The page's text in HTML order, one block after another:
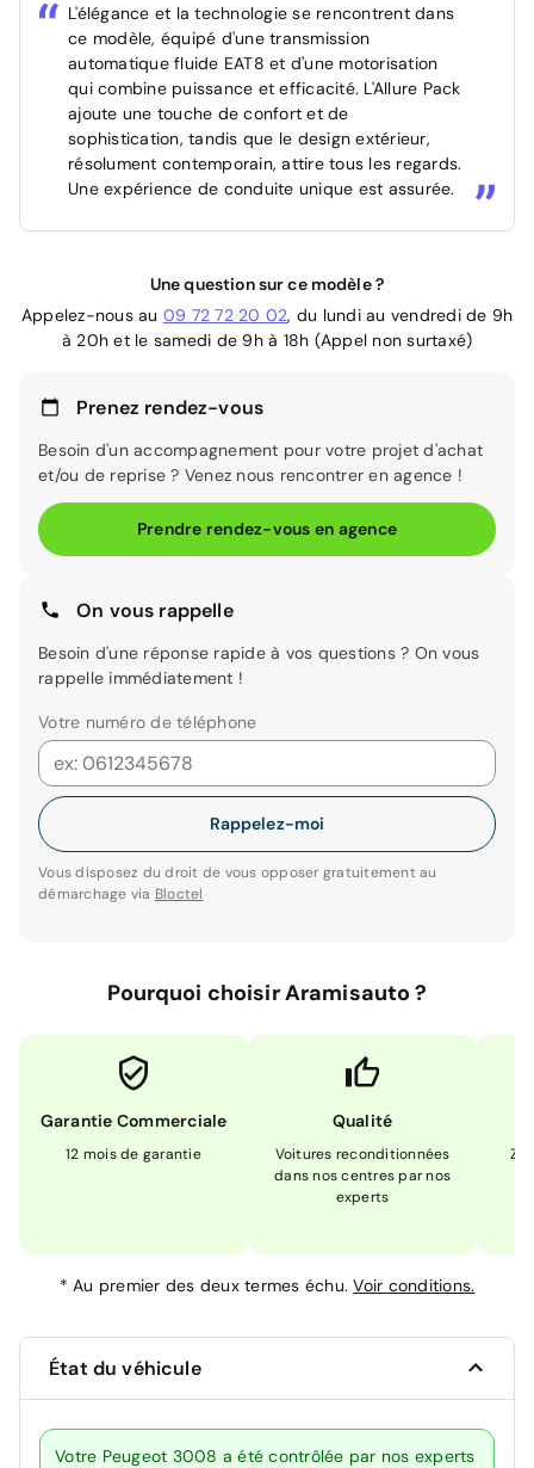
L'élégance et la technologie se rencontrent dans
ce modèle, équipé d'une transmission
automatique fluide EAT8 et d'une motorisation
qui combine puissance et efficacité. L'Allure Pack
ajoute une touche de confort et de
sophistication, tandis que le design extérieur,
résolument contemporain, attire tous les regards.
Une expérience de conduite unique est assurée.
Une question sur ce modèle ?
Appelez-nous au 09 72 72 20 02, du lundi au vendredi de 9h
à 20h et le samedi de 9h à 18h (Appel non surtaxé)
Prenez rendez-vous
Besoin d'un accompagnement pour votre projet d'achat
et/ou de reprise ? Venez nous rencontrer en agence !
Prendre rendez-vous en agence
On vous rappelle
Besoin d'une réponse rapide à vos questions ? On vous
rappelle immédiatement !
Votre numéro de téléphone
Rappelez-moi
Vous disposez du droit de vous opposer gratuitement au
démarchage via Bloctel
Pourquoi choisir Aramisauto ?
Garantie Commerciale
12 mois de garantie
Qualité
Voitures reconditionnées
dans nos centres par nos
experts
*Au premier des deux termes échu.Voir conditions.
État du véhicule
Votre Peugeot 3008 a été contrôlée par nos experts